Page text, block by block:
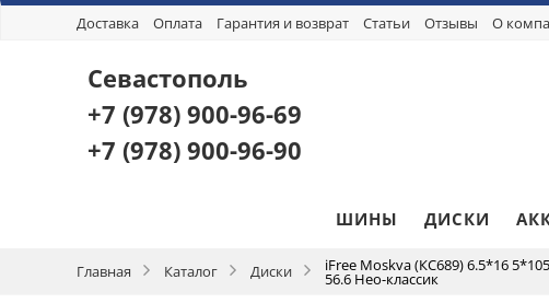
Доставка Оплата Гарантия и возврат Статьи Отзывы О
Севастополь
+7 (978) 900-96-69
+7 (978) 900-96-90
ШИНЫ ДИСКИ
Главная Каталог Диски iFree Moskva (КС689) 6.5*16
56.6 Нео-классик